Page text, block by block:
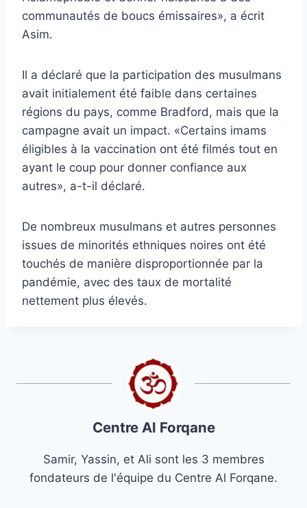
communautés de boucs émissaires», a écrit
Asim.
Il a déclaré que la participation des musulmans
avait initialement été faible dans certaines
régions du pays, comme Bradford, mais que la
campagne avait un impact. «Certains imams
éligibles à la vaccination ont été filmés tout en
ayant le coup pour donner confiance aux
autres», a-t-il déclaré.
De nombreux musulmans et autres personnes
issues de minorités ethniques noires ont été
touchés de manière disproportionnée par la
pandémie, avec des taux de mortalité
nettement plus élevés.
Centre Al Forqane
Samir, Yassin, et Ali sont les 3 membres
fondateurs de l'équipe du Centre Al Forqane.